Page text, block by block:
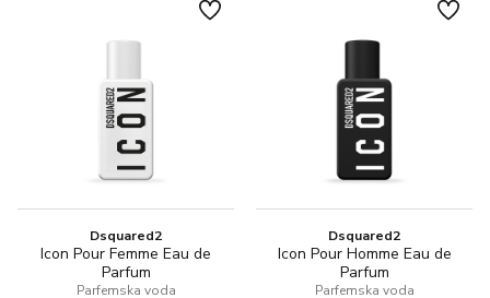
Dsquared2
Icon Pour Femme Eau de
Parfum
Parfemska voda
Dsquared2
Icon Pour Homme Eau de
Parfum
Parfemska voda